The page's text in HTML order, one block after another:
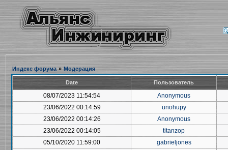
Индекс форума » Модерация
Date Пользователь
08/07/2023 11:54:54
Anonymous
23/06/2022 00:14:59
unohupy
23/06/2022 00:14:26
Anonymous
23/06/2022 00:14:05
titanzop
05/10/2020 11:59:00
gabrieljones